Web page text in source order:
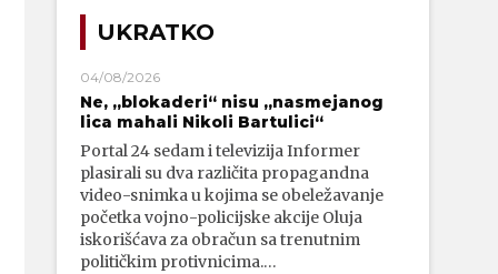
UKRATKO
04/08/2026
Ne, „blokaderi“ nisu „nasmejanog
lica mahali Nikoli Bartulici“
Portal 24 sedam i televizija Informer
plasirali su dva različita propagandna
video-snimka u kojima se obeležavanje
početka vojno-policijske akcije Oluja
iskorišćava za obračun sa trenutnim
političkim protivnicima.…